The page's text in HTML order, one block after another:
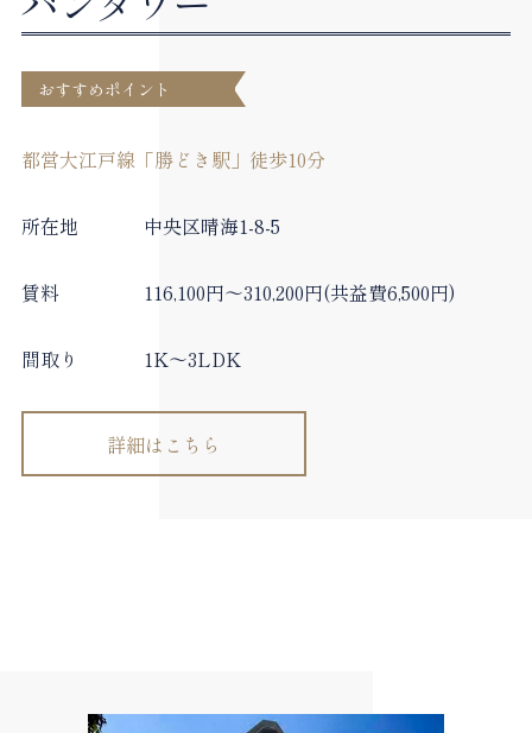
おすすめポイント
都営大江戸線「勝どき駅」徒歩10分
所在地 中央区晴海1-8-5
賃料 116,100円～310,200円(共益費6,500円)
間取り 1K～3LDK
詳細はこちら